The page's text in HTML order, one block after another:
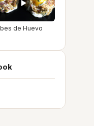
de Huevo